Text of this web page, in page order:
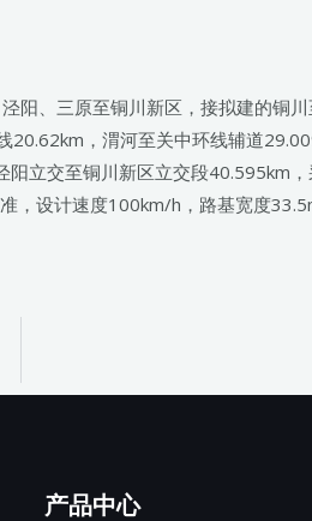
、三原至铜川新区，接拟建的铜
，渭河至关中环线辅道
立交至铜川新区立交段40.595km
，设计速度100km/h，路基宽度
产品中心